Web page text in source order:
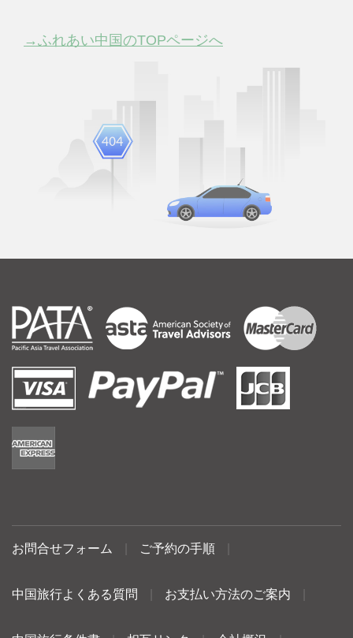
→ふれあい中国のTOPページへ
お問合せフォーム ご予約の手順
中国旅行よくある質問 お支払い方法のご案内